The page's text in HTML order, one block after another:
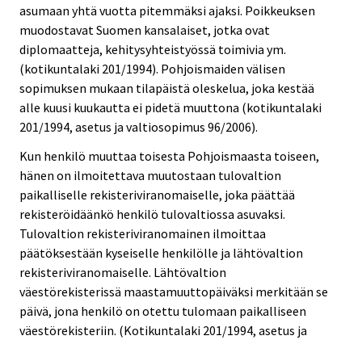
asumaan yhtä vuotta pitemmäksi ajaksi. Poikkeuksen
muodostavat Suomen kansalaiset, jotka ovat
diplomaatteja, kehitysyhteistyössä toimivia ym.
(kotikuntalaki 201/1994). Pohjoismaiden välisen
sopimuksen mukaan tilapäistä oleskelua, joka kestää
alle kuusi kuukautta ei pidetä muuttona (kotikuntalaki
201/1994, asetus ja valtiosopimus 96/2006).
Kun henkilö muuttaa toisesta Pohjoismaasta toiseen,
hänen on ilmoitettava muutostaan tulovaltion
paikalliselle rekisteriviranomaiselle, joka päättää
rekisteröidäänkö henkilö tulovaltiossa asuvaksi.
Tulovaltion rekisteriviranomainen ilmoittaa
päätöksestään kyseiselle henkilölle ja lähtövaltion
rekisteriviranomaiselle. Lähtövaltion
väestörekisterissä maastamuuttopäiväksi merkitään se
päivä, jona henkilö on otettu tulomaan paikalliseen
väestörekisteriin. (Kotikuntalaki 201/1994, asetus ja